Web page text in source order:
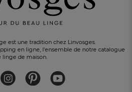
est une tradition chez Linvosges.
en ligne, l'ensemble de notre catalogue
linge de maison.